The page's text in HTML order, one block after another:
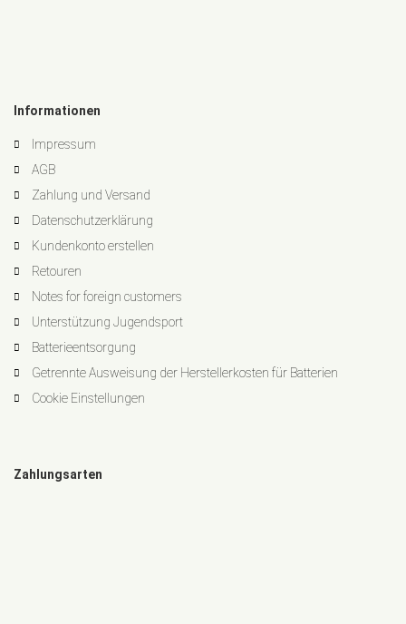
Informationen
Impressum
AGB
Zahlung und Versand
Datenschutzerklärung
Kundenkonto erstellen
Retouren
Notes for foreign customers
Unterstützung Jugendsport
Batterieentsorgung
Getrennte Ausweisung der Herstellerkosten für Batterien
Cookie Einstellungen
Zahlungsarten